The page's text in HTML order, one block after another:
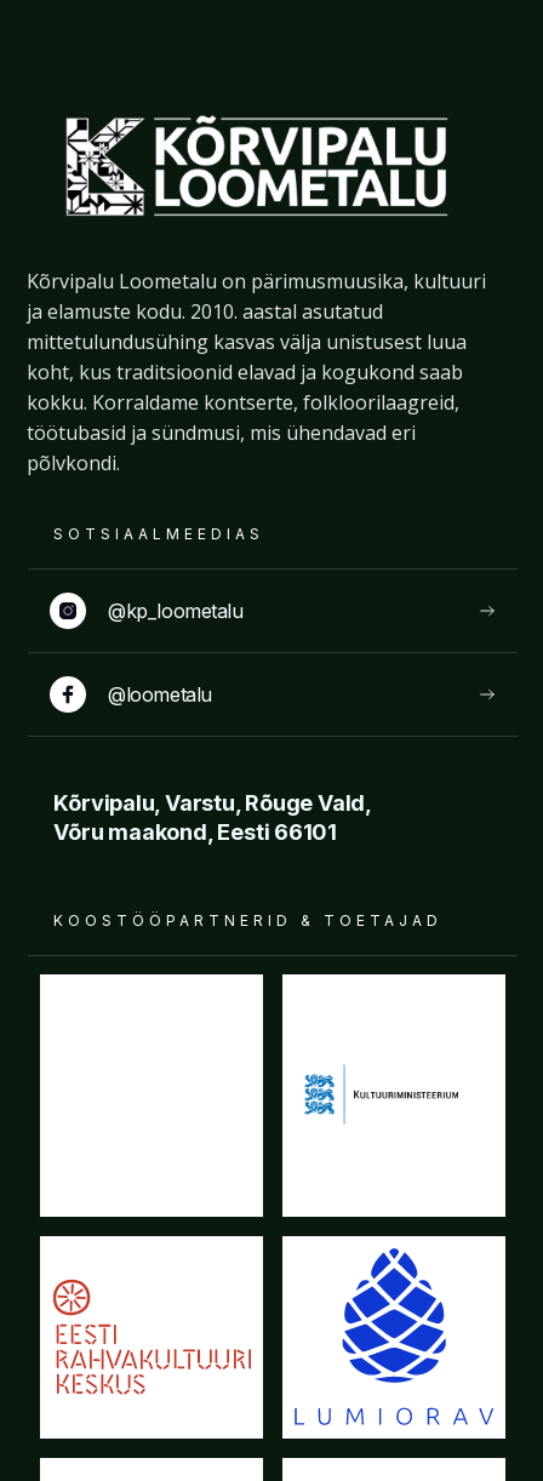
KOOSTÖÖPARTNERID & TOETAJAD
SOTSIAALMEEDIAS
@kp_loometalu
@loometalu
Kõrvipalu, Varstu, Rõuge Vald,
Võru maakond, Eesti 66101
Kõrvipalu Loometalu on pärimusmuusika, kultuuri
ja elamuste kodu. 2010. aastal asutatud
mittetulundusühing kasvas välja unistusest luua
koht, kus traditsioonid elavad ja kogukond saab
kokku. Korraldame kontserte, folkloorilaagreid,
töötubasid ja sündmusi, mis ühendavad eri
põlvkondi.